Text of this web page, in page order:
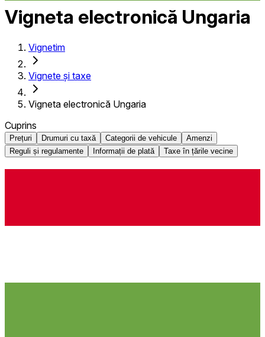
Vigneta electronică Ungaria
Vignetim
Vignete și taxe
Vigneta electronică Ungaria
Cuprins
Prețuri Drumuri cu taxă Categorii de vehicule
Amenzi
Reguli și regulamente
Informații de plată Taxe în țările vecine